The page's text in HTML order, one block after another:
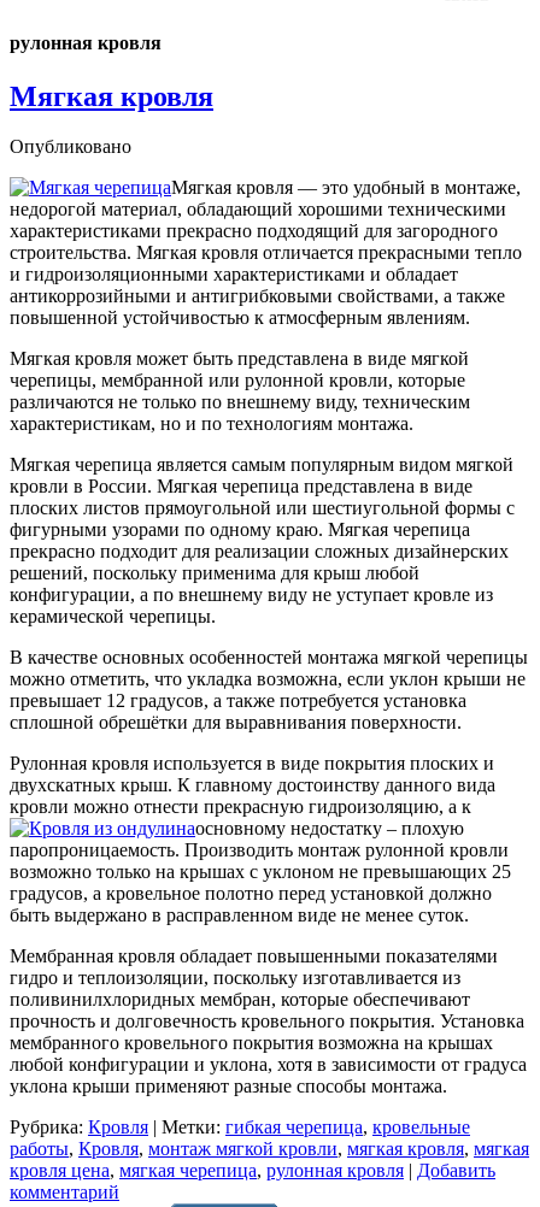
рулонная кровля
Мягкая кровля
Опубликовано
Мягкая кровля — это удобный в монтаже,
недорогой материал, обладающий хорошими техническими
характеристиками прекрасно подходящий для загородного
строительства. Мягкая кровля отличается прекрасными тепло
и гидроизоляционными характеристиками и обладает
антикоррозийными и антигрибковыми свойствами, а также
повышенной устойчивостью к атмосферным явлениям.
Мягкая кровля может быть представлена в виде мягкой
черепицы, мембранной или рулонной кровли, которые
различаются не только по внешнему виду, техническим
характеристикам, но и по технологиям монтажа.
Мягкая черепица является самым популярным видом мягкой
кровли в России. Мягкая черепица представлена в виде
плоских листов прямоугольной или шестиугольной формы с
фигурными узорами по одному краю. Мягкая черепица
прекрасно подходит для реализации сложных дизайнерских
решений, поскольку применима для крыш любой
конфигурации, а по внешнему виду не уступает кровле из
керамической черепицы.
В качестве основных особенностей монтажа мягкой черепицы
можно отметить, что укладка возможна, если уклон крыши не
превышает 12 градусов, а также потребуется установка
сплошной обрешётки для выравнивания поверхности.
Рулонная кровля используется в виде покрытия плоских и
двухскатных крыш. К главному достоинству данного вида
кровли можно отнести прекрасную гидроизоляцию, а к
основному недостатку – плохую
паропроницаемость. Производить монтаж рулонной кровли
возможно только на крышах с уклоном не превышающих 25
градусов, а кровельное полотно перед установкой должно
быть выдержано в расправленном виде не менее суток.
Мембранная кровля обладает повышенными показателями
гидро и теплоизоляции, поскольку изготавливается из
поливинилхлоридных мембран, которые обеспечивают
прочность и долговечность кровельного покрытия. Установка
мембранного кровельного покрытия возможна на крышах
любой конфигурации и уклона, хотя в зависимости от градуса
уклона крыши применяют разные способы монтажа.
Рубрика: Кровля | Метки: гибкая черепица, кровельные
работы, Кровля, монтаж мягкой кровли, мягкая кровля, мягкая
кровля цена, мягкая черепица, рулонная кровля | Добавить
комментарий